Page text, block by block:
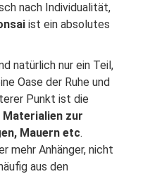
nach Individualität,
ist ein absolutes
natürlich nur ein Teil,
Oase der Ruhe und
Punkt ist die
zur
Mauern etc.
mehr Anhänger, nicht
aus den